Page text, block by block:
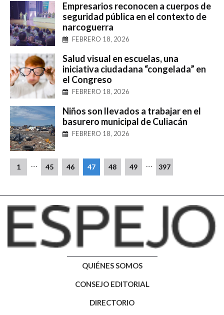
Empresarios reconocen a cuerpos de
seguridad pública en el contexto de
narcoguerra
FEBRERO 18, 2026
Salud visual en escuelas, una
iniciativa ciudadana “congelada” en
el Congreso
FEBRERO 18, 2026
Niños son llevados a trabajar en el
basurero municipal de Culiacán
FEBRERO 18, 2026
1 … 45 46 47 48 49 … 397
QUIÉNES SOMOS
CONSEJO EDITORIAL
DIRECTORIO